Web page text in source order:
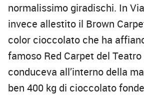
normalissimo giradischi. In
invece allestito il Brown
color cioccolato che ha
famoso Red Carpet del
conduceva all’interno della
ben 400 kg di cioccolato